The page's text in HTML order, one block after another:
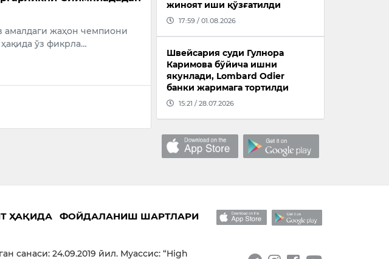
жаҳон чемпиони
ўз фикрла…
жиноят иши қўзғатилди
17:59 / 01.08.2026
Швейсария суди Гулнора
Каримова бўйича ишни
якунлади, Lombard Odier
банки жаримага тортилди
15:21 / 28.07.2026
ҲАҚИДА ФОЙДАЛАНИШ ШАРТЛАРИ
санаси: 24.09.2019 йил. Муассис: “High